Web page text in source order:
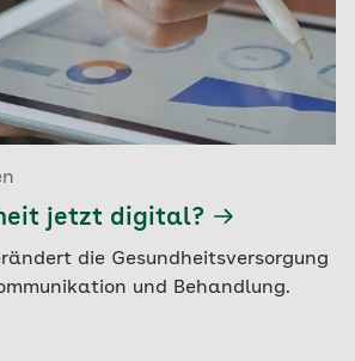
jetzt digital?
die Gesundheitsversorgung
und Behandlung.